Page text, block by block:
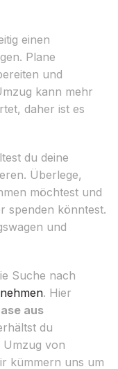
einen
Plane
und
kann mehr
daher ist es
du deine
Überlege,
möchtest und
spenden könntest.
und
Suche nach
. Hier
aus
du
Umzug von
kümmern uns um